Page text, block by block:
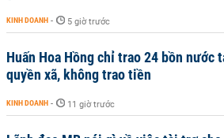
KINH DOANH - 5 giờ trước
Huấn Hoa Hồng chỉ trao 24 bồn nước
quyền xã, không trao tiền
KINH DOANH - 11 giờ trước